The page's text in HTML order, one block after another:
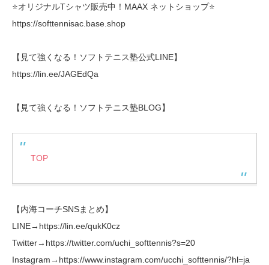
⭐️オリジナルTシャツ販売中！MAAX ネットショップ⭐️
https://softtennisac.base.shop
【見て強くなる！ソフトテニス塾公式LINE】
https://lin.ee/JAGEdQa
【見て強くなる！ソフトテニス塾BLOG】
TOP
【内海コーチSNSまとめ】
LINE→https://lin.ee/qukK0cz
Twitter→https://twitter.com/uchi_softtennis?s=20
Instagram→https://www.instagram.com/ucchi_softtennis/?hl=ja